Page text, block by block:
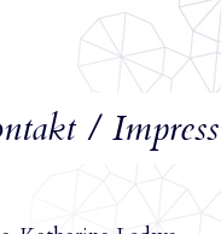
/